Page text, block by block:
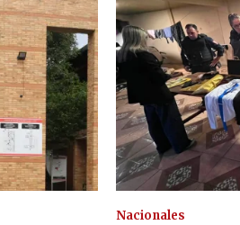
Nacionales